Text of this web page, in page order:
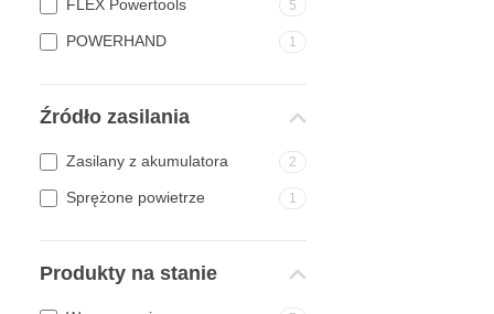
FLEX Powertools 5
POWERHAND 1
Źródło zasilania
Zasilany z akumulatora 2
Sprężone powietrze 1
Produkty na stanie